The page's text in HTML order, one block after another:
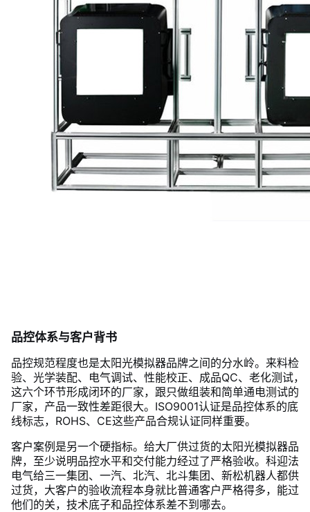
品控体系与客户背书
品控规范程度也是太阳光模拟器品牌之间的分水岭。来料检
验、光学装配、电气调试、性能校正、成品QC、老化测试，
这六个环节形成闭环的厂家，跟只做组装和简单通电测试的
厂家，产品一致性差距很大。ISO9001认证是品控体系的底
线标志，ROHS、CE这些产品合规认证同样重要。
客户案例是另一个硬指标。给大厂供过货的太阳光模拟器品
牌，至少说明品控水平和交付能力经过了严格验收。科迎法
电气给三一集团、一汽、北汽、北斗集团、新松机器人都供
过货，大客户的验收流程本身就比普通客户严格得多，能过
他们的关，技术底子和品控体系差不到哪去。